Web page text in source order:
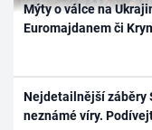
Mýty o válce na
Euromajdanem či
Nejdetailnější záběry
neznámé víry.